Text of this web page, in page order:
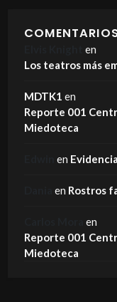
en
Los teatros más
MDTK1 en
Reporte 001
Miedoteca
en
en Rostros
en
Reporte 001
Miedoteca